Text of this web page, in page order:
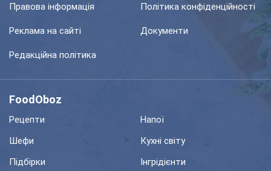
Правова інформація Політика конфіденційності
Реклама на сайті Документи
Редакційна політика
FoodOboz
Рецепти
Напої
Шефи
Кухні світу
Підбірки
Інгрідієнти